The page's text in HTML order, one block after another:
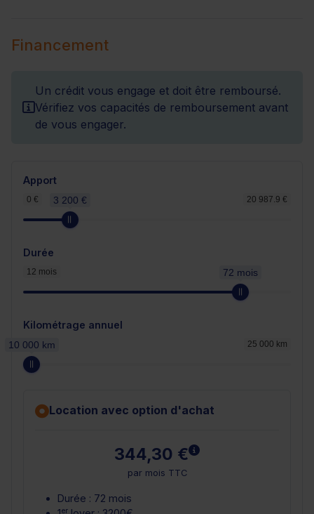
Financement
Un crédit vous engage et doit être remboursé.
Vérifiez vos capacités de remboursement avant
de vous engager.
Apport
0 € 20 987.9 €
3 200 €
Durée
12 mois 72 mois
Kilométrage annuel
25 000 km
10 000 km
Location avec option d'achat
344,30 € En savoir plus
par mois TTC
Durée : 72 mois
er